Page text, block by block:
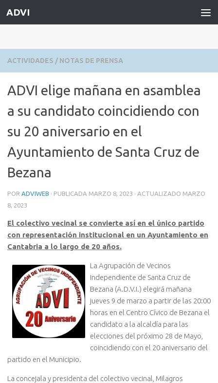
Saltar al contenido
ADVI
ACTIVIDADES / NOTAS DE PRENSA
ADVI elige mañana en asamblea
a su candidato coincidiendo con
su 20 aniversario en el
Ayuntamiento de Santa Cruz de
Bezana
POR ADVIWEB · PUBLICADA MARZO 8, 2023 · ACTUALIZADO MARZO
8, 2023
El colectivo vecinal se convierte así en el único partido
con representación institucional en un Ayuntamiento en
Cantabria a lo largo de 20 años.
La Agrupación de Vecinos
Independiente de Santa Cruz de
Bezana (A.D.V.I.) elegirá mañana
jueves 9 de marzo a partir de las 20:00
horas en el Centro Cívico de Bezana el
candidato a la alcaldía para las
elecciones del próximo 28 de Mayo,
coincidiendo con el 20 aniversario del
partido en el Municipio.
La concejala y presidenta del colectivo vecinal, Milagros